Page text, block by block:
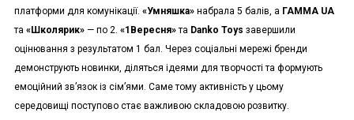
платформи для комунікації. «Умняшка»набрала 5 балів, а ГАММА UA
та «Школярик»— по 2. «1Вересня»та Danko Toys завершили
оцінювання з результатом 1 бал. Через соціальні мережі бренди
демонструють новинки, діляться ідеями для творчості та формують
емоційний зв’язок із сім’ями. Саме тому активність у цьому
середовищі поступово стає важливою складовою розвитку.